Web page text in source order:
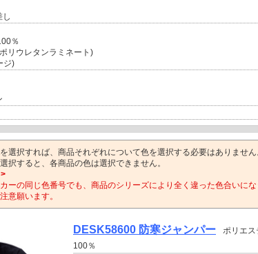
し
％
リウレタンラミネート)
ジ)
選択すれば、商品それぞれについて色を選択する必要はありません
択すると、各商品の色は選択できません。
ーの同じ色番号でも、商品のシリーズにより全く違った色合いに
意願います。
DESK58600 防寒ジャンパー
ポリエス
100％